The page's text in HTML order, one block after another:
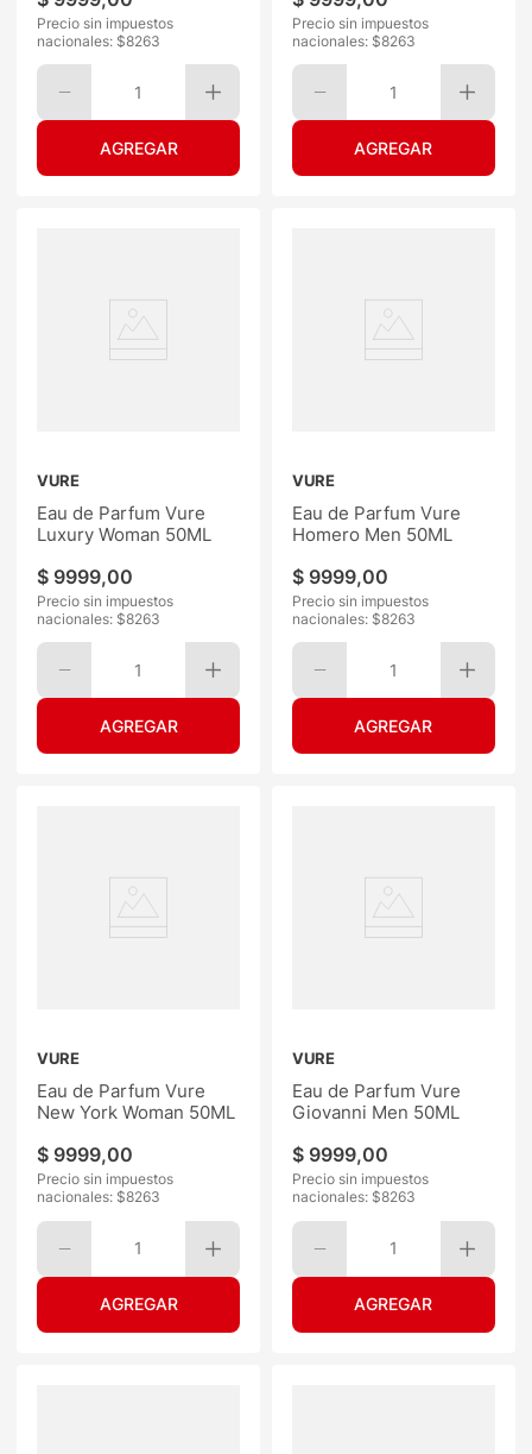
Precio sin impuestos
nacionales: $8263
1
Precio sin impuestos
nacionales: $8263
1
VURE
Eau de Parfum Vure
Luxury Woman 50ML
$ 9999,00
Precio sin impuestos
nacionales: $8263
1
VURE
Eau de Parfum Vure
Homero Men 50ML
$ 9999,00
Precio sin impuestos
nacionales: $8263
1
VURE
Eau de Parfum Vure
New York Woman 50ML
$ 9999,00
Precio sin impuestos
nacionales: $8263
1
VURE
Eau de Parfum Vure
Giovanni Men 50ML
$ 9999,00
Precio sin impuestos
nacionales: $8263
1